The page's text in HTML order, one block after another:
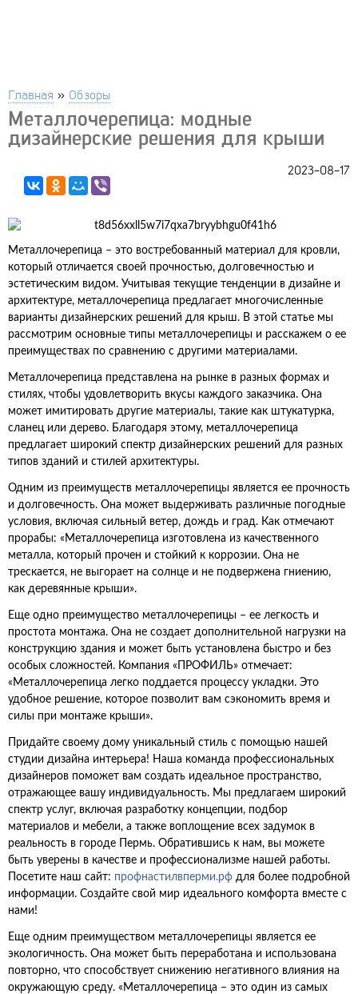
Главная » Обзоры
Металлочерепица: модные
дизайнерские решения для крыши
2023-08-17
Металлочерепица – это востребованный материал для кровли,
который отличается своей прочностью, долговечностью и
эстетическим видом. Учитывая текущие тенденции в дизайне и
архитектуре, металлочерепица предлагает многочисленные
варианты дизайнерских решений для крыш. В этой статье мы
рассмотрим основные типы металлочерепицы и расскажем о ее
преимуществах по сравнению с другими материалами.
Металлочерепица представлена на рынке в разных формах и
стилях, чтобы удовлетворить вкусы каждого заказчика. Она
может имитировать другие материалы, такие как штукатурка,
сланец или дерево. Благодаря этому, металлочерепица
предлагает широкий спектр дизайнерских решений для разных
типов зданий и стилей архитектуры.
Одним из преимуществ металлочерепицы является ее прочность
и долговечность. Она может выдерживать различные погодные
условия, включая сильный ветер, дождь и град. Как отмечают
прорабы: «Металлочерепица изготовлена из качественного
металла, который прочен и стойкий к коррозии. Она не
трескается, не выгорает на солнце и не подвержена гниению,
как деревянные крыши».
Еще одно преимущество металлочерепицы – ее легкость и
простота монтажа. Она не создает дополнительной нагрузки на
конструкцию здания и может быть установлена быстро и без
особых сложностей. Компания «ПРОФИЛЬ» отмечает:
«Металлочерепица легко поддается процессу укладки. Это
удобное решение, которое позволит вам сэкономить время и
силы при монтаже крыши».
Придайте своему дому уникальный стиль с помощью нашей
студии дизайна интерьера! Наша команда профессиональных
дизайнеров поможет вам создать идеальное пространство,
отражающее вашу индивидуальность. Мы предлагаем широкий
спектр услуг, включая разработку концепции, подбор
материалов и мебели, а также воплощение всех задумок в
реальность в городе Пермь. Обратившись к нам, вы можете
быть уверены в качестве и профессионализме нашей работы.
Посетите наш сайт: профнастилвперми.рф для более подробной
информации. Создайте свой мир идеального комфорта вместе с
нами!
Еще одним преимуществом металлочерепицы является ее
экологичность. Она может быть переработана и использована
повторно, что способствует снижению негативного влияния на
окружающую среду. «Металлочерепица – это один из самых